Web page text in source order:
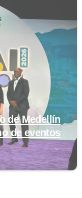
de Medellín
de eventos